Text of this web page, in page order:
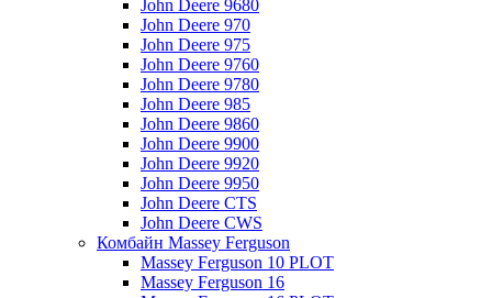
John Deere 9680
John Deere 970
John Deere 975
John Deere 9760
John Deere 9780
John Deere 985
John Deere 9860
John Deere 9900
John Deere 9920
John Deere 9950
John Deere CTS
John Deere CWS
Комбайн Massey Ferguson
Massey Ferguson 10 PLOT
Massey Ferguson 16